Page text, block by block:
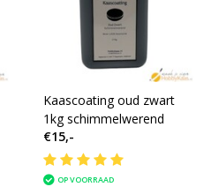
Kaascoating oud zwart
1kg schimmelwerend
€15,-
OP VOORRAAD